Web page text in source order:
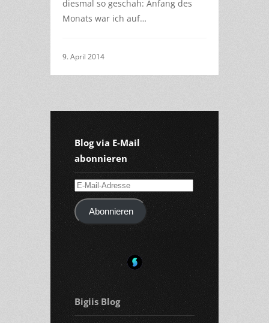
diesmal so geschah: Anfang des
Monats war ich auf…
9. April 2014
Blog via E-Mail
abonnieren
E-
Mail-
AdresseAbonnieren
Bigiis Blog